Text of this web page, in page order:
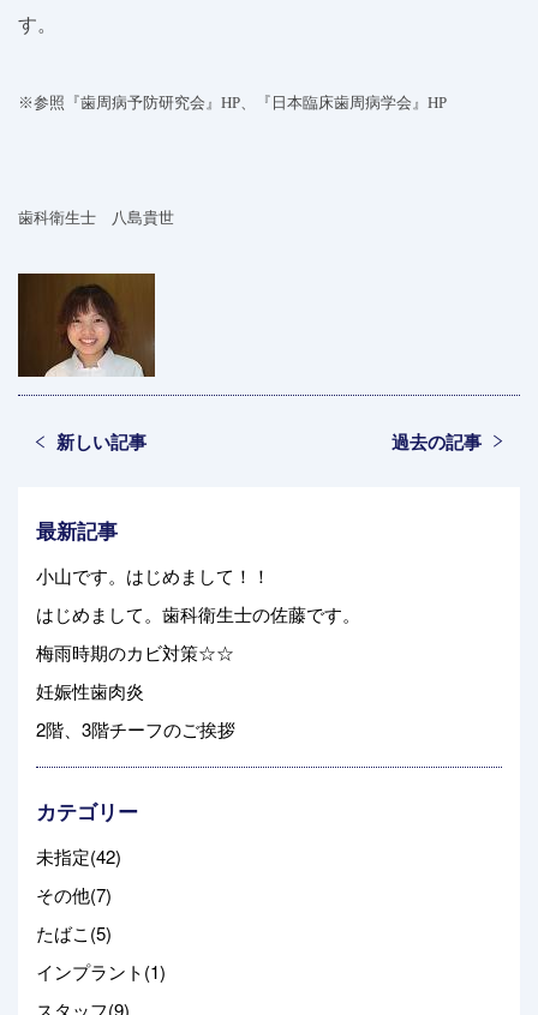
す。
※参照『歯周病予防研究会』 HP、『日本臨床歯周病学会』 HP
歯科衛生士 八島貴世
新しい記事 過去の記事
最新記事
小山です。はじめまして！！
はじめまして。歯科衛生士の佐藤です。
梅雨時期のカビ対策☆☆
妊娠性歯肉炎
2階、3階チーフのご挨拶
カテゴリー
未指定(42)
その他(7)
たばこ(5)
インプラント(1)
スタッフ(9)